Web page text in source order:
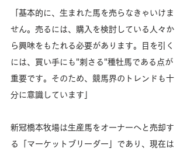
「基本的に、生まれた馬を売らなきゃいけま
せん。売るには、購入を検討している人々か
ら興味をもたれる必要があります。目を引く
には、買い手にも"刺さる"種牡馬である点が
重要です。そのため、競馬界のトレンドも十
分に意識しています」
新冠橋本牧場は生産馬をオーナーへと売却す
る「マーケットブリーダー」であり、現在は